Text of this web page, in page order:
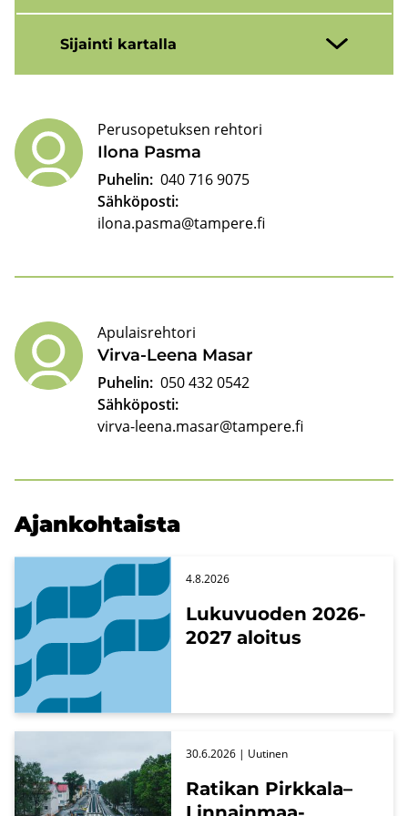
Si­jain­ti kar­tal­la
Ilona Pasma
Perusopetuksen rehtori
Puhelin: 040 716 9075
Sähköposti:
ilona.pasma@tampere.fi
Virva-​Leena Masar
Apulaisrehtori
Puhelin: 050 432 0542
Sähköposti:
virva-leena.masar@tampere.fi
Ajan­koh­tais­ta
Lu­ku­vuo­den 2026-
2027 aloi­tus
4.8.2026
Ra­ti­kan Pirk­ka­la–
30.6.2026 | Uu­ti­nen